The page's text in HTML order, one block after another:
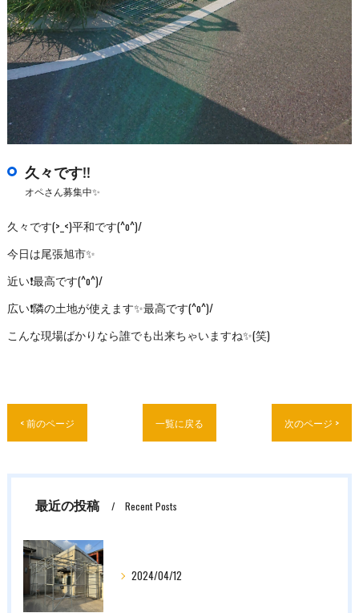
久々です‼️
オペさん募集中✨
久々です(>_<)平和です(^o^)/
今日は尾張旭市✨
近い❗最高です(^o^)/
広い❗隣の土地が使えます✨最高です(^o^)/
こんな現場ばかりなら誰でも出来ちゃいますね✨(笑)
< 前のページ 一覧に戻る 次のページ >
最近の投稿 Recent Posts
2024/04/12